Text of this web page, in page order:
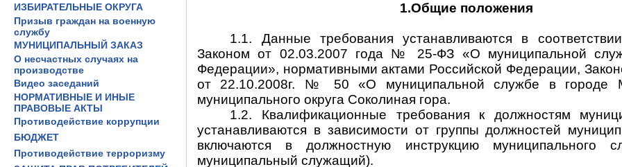
ИЗБИРАТЕЛЬНЫЕ ОКРУГА
Призыв граждан на военную
службу
МУНИЦИПАЛЬНЫЙ ЗАКАЗ
О несчастных случаях на
производстве
Видео заседаний
НОРМАТИВНЫЕ И ИНЫЕ
ПРАВОВЫЕ АКТЫ
Противодействие коррупции
БЮДЖЕТ
Противодействие терроризму
1.Общие положения
1.1. Данные требования устанавливаются в
Законом от 02.03.2007 года № 25-ФЗ «О муниципальной
Федерации», нормативными актами Российской Федерации,
от 22.10.2008г. № 50 «О муниципальной службе в городе
муниципального округа Соколиная гора.
1.2. Квалификационные требования к должностям
устанавливаются в зависимости от группы должностей
включаются в должностную инструкцию муниципального
муниципальный служащий).